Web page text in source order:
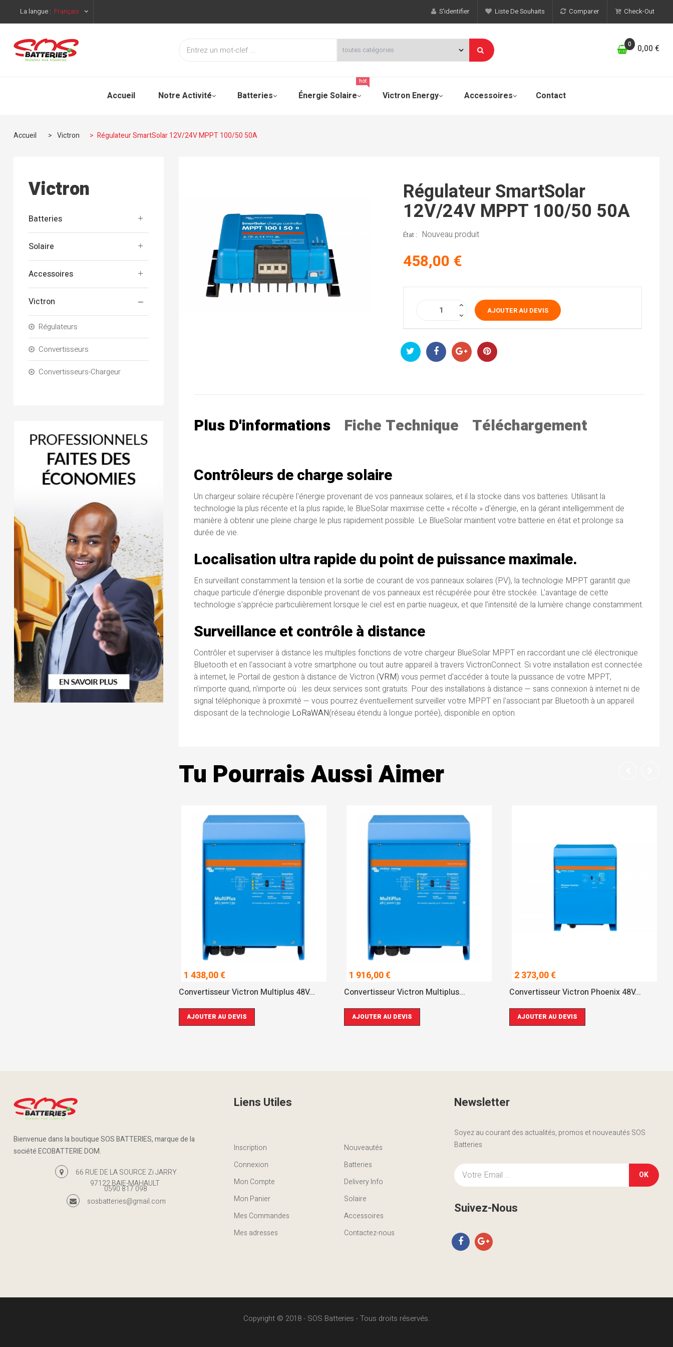
La langue : Français S'identifier Liste De Souhaits Comparer Check-Out
0,00 €
0
Accueil Notre Activité Batteries Énergie Solaire
hot
Victron Energy Accessoires Contact
Accueil > Victron > Régulateur SmartSolar 12V/24V MPPT 100/50 50A
Victron
Batteries
Solaire
Accessoires
Victron
Régulateurs
Convertisseurs
Convertisseurs-Chargeur
Régulateur SmartSolar
12V/24V MPPT 100/50 50A
État : Nouveau produit
458,00 €
AJOUTER AU DEVIS
Plus D'informations Fiche Technique Téléchargement
Contrôleurs de charge solaire
Un chargeur solaire récupère l'énergie provenant de vos panneaux solaires, et il la stocke dans vos batteries. Utilisant la
technologie la plus récente et la plus rapide, le BlueSolar maximise cette « récolte » d'énergie, en la gérant intelligemment de
manière à obtenir une pleine charge le plus rapidement possible. Le BlueSolar maintient votre batterie en état et prolonge sa
durée de vie.
Localisation ultra rapide du point de puissance maximale.
En surveillant constamment la tension et la sortie de courant de vos panneaux solaires (PV), la technologie MPPT garantit que
chaque particule d'énergie disponible provenant de vos panneaux est récupérée pour être stockée. L'avantage de cette
technologie s'apprécie particulièrement lorsque le ciel est en partie nuageux, et que l'intensité de la lumière change constamment.
Surveillance et contrôle à distance
Contrôler et superviser à distance les multiples fonctions de votre chargeur BlueSolar MPPT en raccordant une clé électronique
Bluetooth et en l'associant à votre smartphone ou tout autre appareil à travers VictronConnect. Si votre installation est connectée
à internet, le Portail de gestion à distance de Victron (VRM) vous permet d'accéder à toute la puissance de votre MPPT,
n'importe quand, n'importe où : les deux services sont gratuits. Pour des installations à distance — sans connexion à internet ni de
signal téléphonique à proximité — vous pourrez éventuellement surveiller votre MPPT en l'associant par Bluetooth à un appareil
disposant de la technologie LoRaWAN(réseau étendu à longue portée), disponible en option.
Tu Pourrais Aussi Aimer
1 438,00 €
Convertisseur Victron Multiplus 48V...
AJOUTER AU DEVIS
1 916,00 €
Convertisseur Victron Multiplus...
AJOUTER AU DEVIS
2 373,00 €
Convertisseur Victron Phoenix 48V...
AJOUTER AU DEVIS
Bienvenue dans la boutique SOS BATTERIES, marque de la
société ECOBATTERIE DOM.
66 RUE DE LA SOURCE Zi JARRY
97122 BAIE-MAHAULT
0590 817 098
sosbatteries@gmail.com
Liens Utiles
Inscription
Connexion
Mon Compte
Mon Panier
Mes Commandes
Mes adresses
Nouveautés
Batteries
Delivery Info
Solaire
Accessoires
Contactez-nous
Newsletter
Soyez au courant des actualités, promos et nouveautés SOS
Batteries
OK
Suivez-Nous
Copyright © 2018 - SOS Batteries - Tous droits réservés.